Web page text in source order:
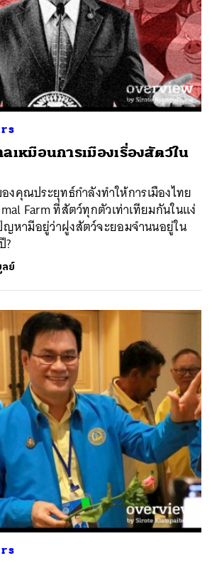
เหมือนการเมืองเรื่องสัตว์ใน
งคุณประยุทธ์กำลังทำให้การเมืองไทย
Farm ที่สัตว์ทุกตัวเท่าเทียมกันในแง่
หามีอยู่ว่าฝูงสัตว์จะยอมจำนนอยู่ใน
ย์